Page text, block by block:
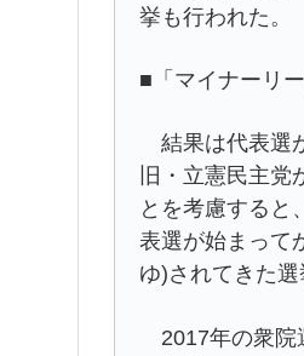
挙も行われた。
■「マイナーリ
結果は代表選
旧・立憲民主
とを考慮すると
表選が始まって
ゆ)されてきた
2017年の衆院